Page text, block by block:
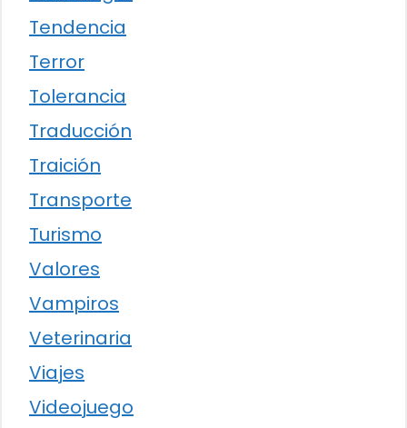
Tendencia
Terror
Tolerancia
Traducción
Traición
Transporte
Turismo
Valores
Vampiros
Veterinaria
Viajes
Videojuego